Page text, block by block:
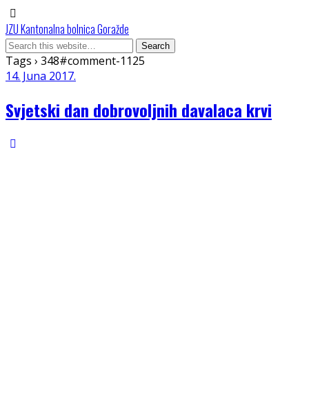
JZU Kantonalna bolnica Goražde
Tags › 348#comment-1125
14. Juna 2017.
Svjetski dan dobrovoljnih davalaca krvi